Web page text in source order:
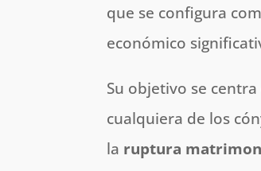
que se configura
económico
Su objetivo se
cualquiera de los
la ruptura